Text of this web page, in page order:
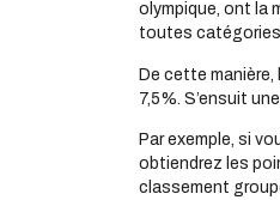
olympique, ont la
toutes catégories
De cette
7,5%. S’ensuit
Par exemple, si
obtiendrez les
classement